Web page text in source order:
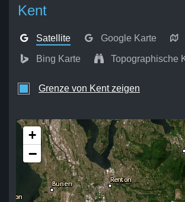
Kent
Satellite Google Karte
Bing Karte Topographische
Grenze von Kent zeigen
+
−